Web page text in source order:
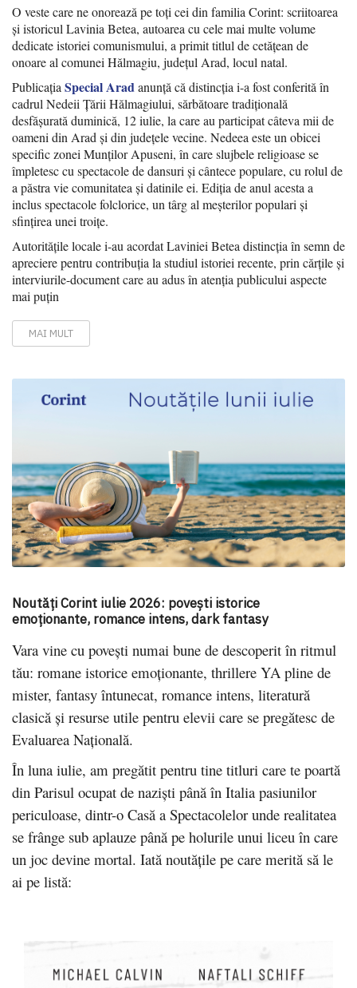
O veste care ne onorează pe toți cei din familia Corint: scriitoarea
și istoricul Lavinia Betea, autoarea cu cele mai multe volume
dedicate istoriei comunismului, a primit titlul de cetățean de
onoare al comunei Hălmagiu, județul Arad, locul natal.
PublicațiaSpecial Aradanunță că distincția i-a fost conferită în
cadrul Nedeii Țării Hălmagiului, sărbătoare tradițională
desfășurată duminică, 12 iulie, la care au participat câteva mii de
oameni din Arad și din județele vecine. Nedeea este un obicei
specific zonei Munților Apuseni, în care slujbele religioase se
împletesc cu spectacole de dansuri și cântece populare, cu rolul de
a păstra vie comunitatea și datinile ei. Ediția de anul acesta a
inclus spectacole folclorice, un târg al meșterilor populari și
sfințirea unei troițe.
Autoritățile locale i-au acordat Laviniei Betea distincția în semn de
apreciere pentru contribuția la studiul istoriei recente, prin cărțile și
interviurile-document care au adus în atenția publicului aspecte
mai puțin
MAI MULT
Noutăți Corint iulie 2026: povești istorice
emoționante, romance intens, dark fantasy
Vara vine cu povești numai bune de descoperit în ritmul
tău: romane istorice emoționante, thrillere YA pline de
mister, fantasy întunecat, romance intens, literatură
clasică și resurse utile pentru elevii care se pregătesc de
Evaluarea Națională.
În luna iulie, am pregătit pentru tine titluri care te poartă
din Parisul ocupat de naziști până în Italia pasiunilor
periculoase, dintr-o Casă a Spectacolelor unde realitatea
se frânge sub aplauze până pe holurile unui liceu în care
un joc devine mortal. Iată noutățile pe care merită să le
ai pe listă: